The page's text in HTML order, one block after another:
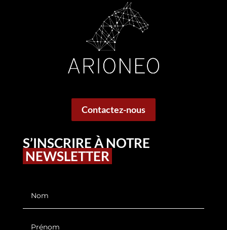
Contactez-nous
S’INSCRIRE À NOTRE
NEWSLETTER